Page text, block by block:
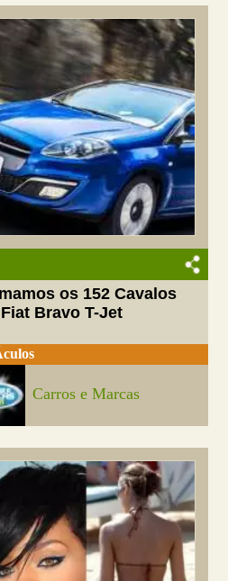
os 152 Cavalos
Bravo T-Jet
Carros e Marcas